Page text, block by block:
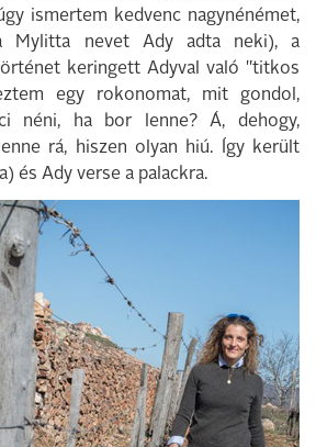
ismertem kedvenc nagynénémet,
Mylitta nevet Ady adta neki), a
keringett Adyval való "titkos
egy rokonomat, mit gondol,
néni, ha bor lenne? Á, dehogy,
rá, hiszen olyan hiú. Így került
és Ady verse a palackra.